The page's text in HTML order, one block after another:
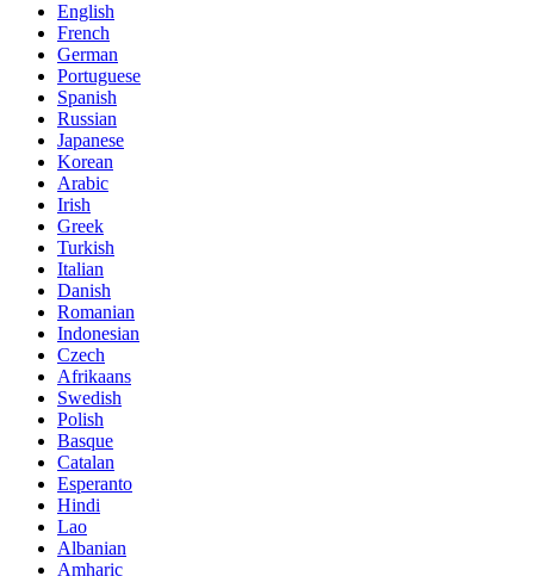
English
French
German
Portuguese
Spanish
Russian
Japanese
Korean
Arabic
Irish
Greek
Turkish
Italian
Danish
Romanian
Indonesian
Czech
Afrikaans
Swedish
Polish
Basque
Catalan
Esperanto
Hindi
Lao
Albanian
Amharic